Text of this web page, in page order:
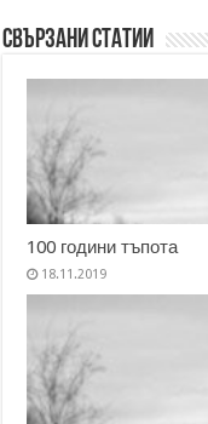
Свързани статии
100 години тъпота
18.11.2019